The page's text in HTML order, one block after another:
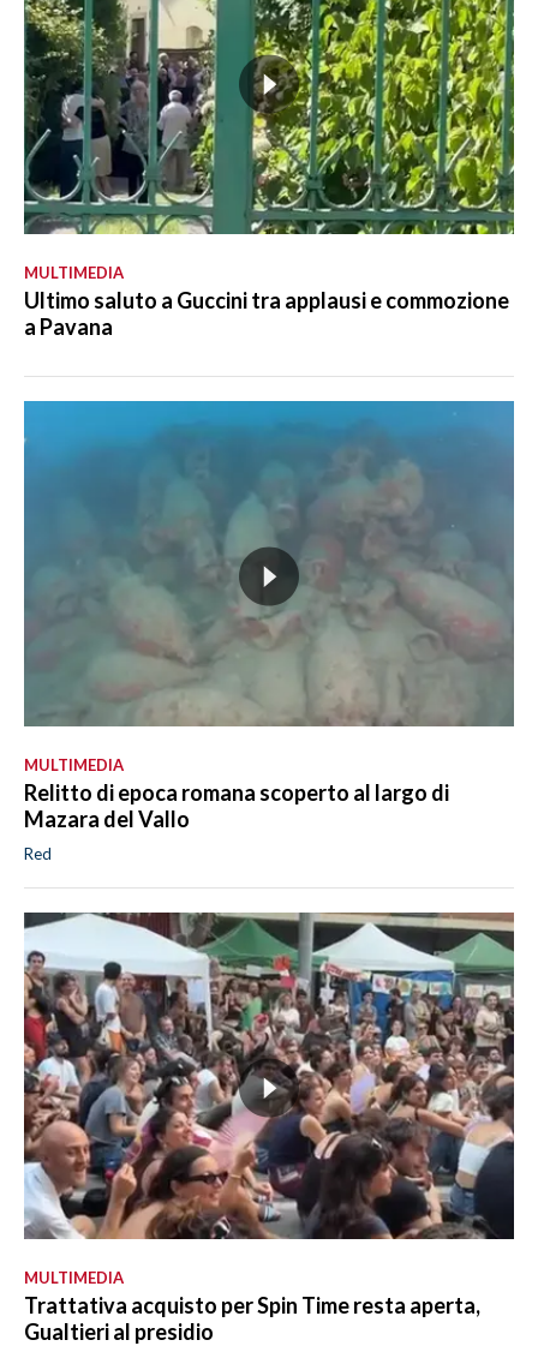
MULTIMEDIA
Ultimo saluto a Guccini tra applausi e commozione
a Pavana
MULTIMEDIA
Relitto di epoca romana scoperto al largo di
Mazara del Vallo
Red
MULTIMEDIA
Trattativa acquisto per Spin Time resta aperta,
Gualtieri al presidio